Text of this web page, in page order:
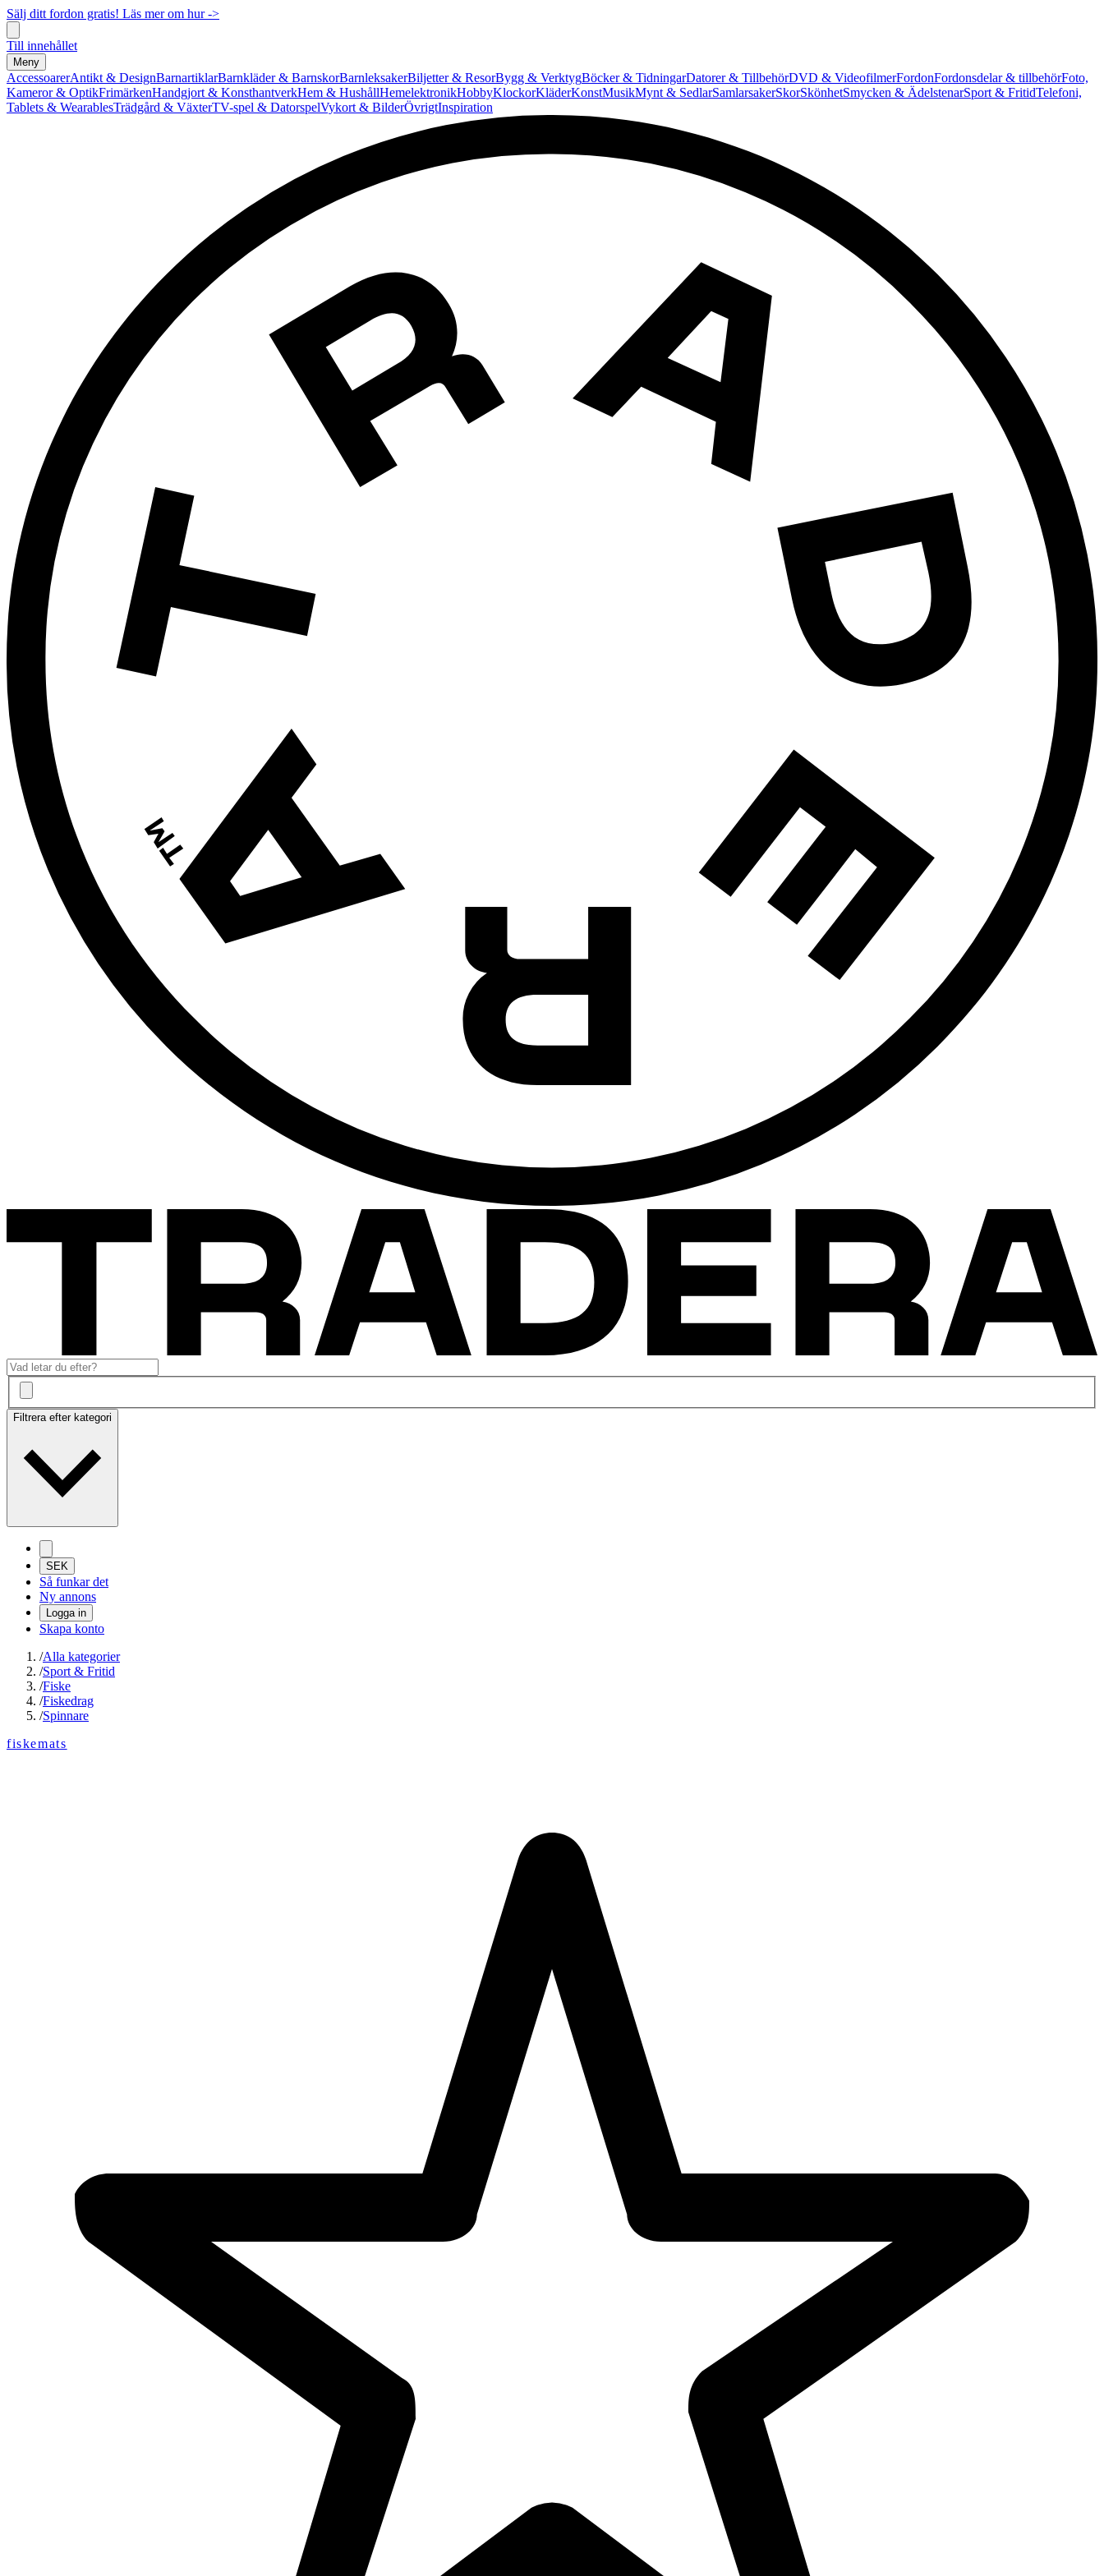
Sälj ditt fordon gratis! Läs mer om hur ->
Till innehållet
Meny
AccessoarerAntikt & DesignBarnartiklarBarnkläder & BarnskorBarnleksakerBiljetter & ResorBygg & VerktygBöcker & TidningarDatorer & TillbehörDVD & VideofilmerFordonFordonsdelar & tillbehörFoto,
Kameror & OptikFrimärkenHandgjort & KonsthantverkHem & HushållHemelektronikHobbyKlockorKläderKonstMusikMynt & SedlarSamlarsakerSkorSkönhetSmycken & ÄdelstenarSport & FritidTelefoni,
Tablets & WearablesTrädgård & VäxterTV-spel & DatorspelVykort & BilderÖvrigtInspiration
Filtrera efter kategori
SEK
Så funkar det
Ny annons
Logga in
Skapa konto
/Alla kategorier
/Sport & Fritid
/Fiske
/Fiskedrag
/Spinnare
fiskemats